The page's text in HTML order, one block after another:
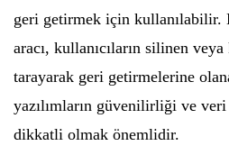
geri getirmek için
aracı, kullanıcıların silinen
tarayarak geri getirmelerine
yazılımların güvenilirliği ve
dikkatli olmak önemlidir.